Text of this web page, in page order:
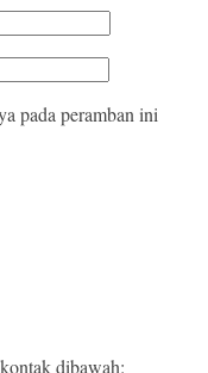
pada peramban ini
dibawah: